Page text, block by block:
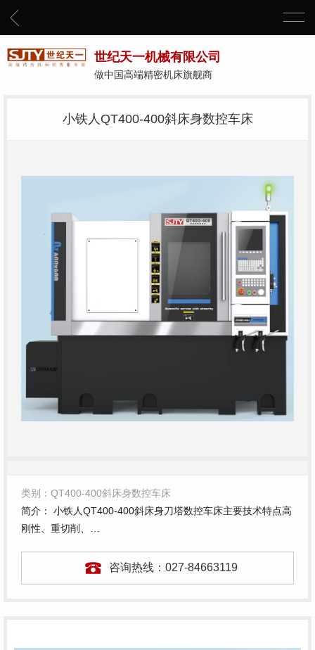
世纪天一机械有限公司
做中国高端精密机床旗舰商
小铁人QT400-400斜床身数控车床
类别：QT400-400斜床身数控车床
简介： 小铁人QT400-400斜床身刀塔数控车床主要技术特点高
刚性、重切削、…
咨询热线： 027-84663119